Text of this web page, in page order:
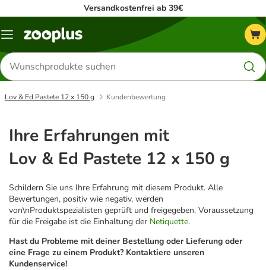
Versandkostenfrei ab 39€
Menü
Produkte
suchen
Lov & Ed Pastete 12 x 150 g Kundenbewertung
Ihre Erfahrungen mit
Lov & Ed Pastete 12 x 150 g
Schildern Sie uns Ihre Erfahrung mit diesem Produkt. Alle
Bewertungen, positiv wie negativ, werden
von\nProduktspezialisten geprüft und freigegeben. Voraussetzung
für die Freigabe ist die Einhaltung der Netiquette.
Hast du Probleme mit deiner Bestellung oder Lieferung oder
eine Frage zu einem Produkt? Kontaktiere unseren
Kundenservice!